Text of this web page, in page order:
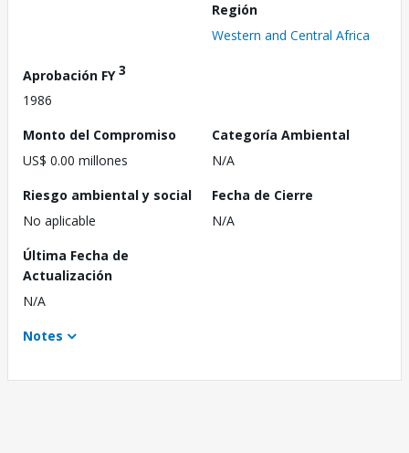
Región
Western and Central Africa
Aprobación FY3
1986
Monto del Compromiso
US$ 0.00 millones
Categoría Ambiental
N/A
Riesgo ambiental y social
No aplicable
Fecha de Cierre
N/A
Última Fecha de
Actualización
N/A
Notes